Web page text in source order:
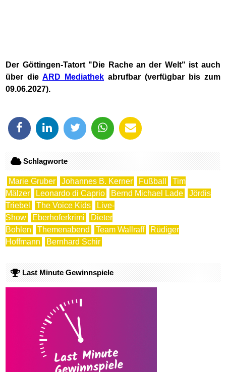
Der Göttingen-Tatort "Die Rache an der Welt" ist auch
über dieARD Mediathek abrufbar (verfügbar bis zum
09.06.2027).
Schlagworte
Marie Gruber Johannes B. Kerner Fußball
Tim
Mälzer
Leonardo di Caprio Bernd Michael Lade
Jördis
Triebel
The Voice Kids
Live-
Show
Eberhoferkrimi
Dieter
Bohlen
Themenabend Team Wallraff
Rüdiger
Hoffmann
Bernhard Schir
Last Minute Gewinnspiele